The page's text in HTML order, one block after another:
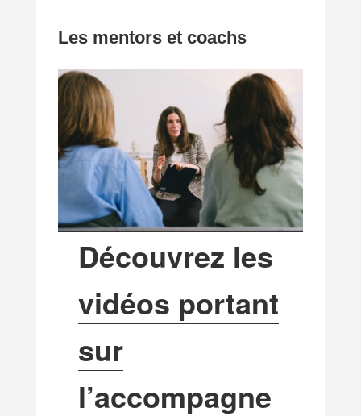
Les mentors et coachs
Découvrez les
vidéos portant
sur
l’accompagne